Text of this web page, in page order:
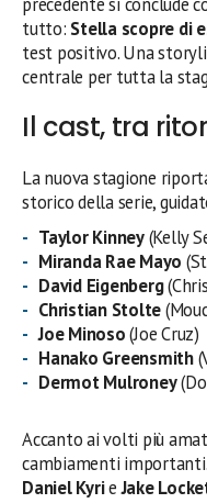
tutto: Stella scopre di
test positivo. Una
centrale per tutta la
Il cast, tra
La nuova stagione
storico della serie,
Taylor Kinney(Kelly
Miranda Rae Mayo
David Eigenberg
Christian Stolte
Joe Minoso(Joe Cruz)
Hanako Greensmith
Dermot Mulroney
Accanto ai volti più
cambiamenti
Daniel KyrieJake